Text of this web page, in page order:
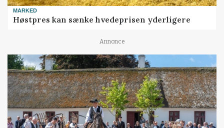
MARKED
Høstpres kan sænke hvedeprisen yderligere
Annonce